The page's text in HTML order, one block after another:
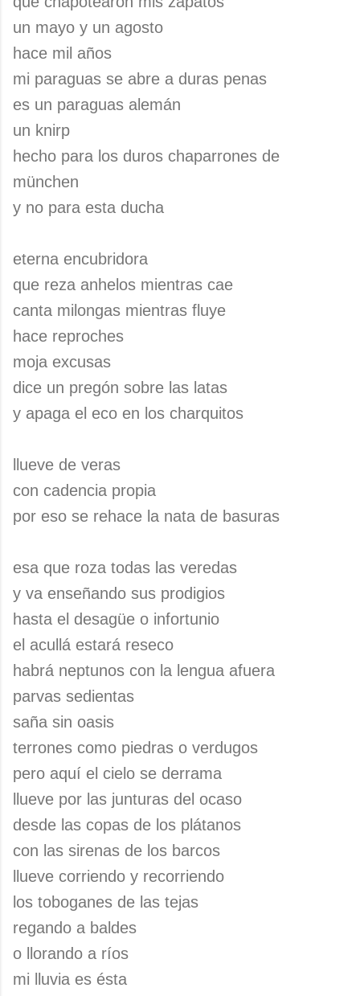
un mayo y un agosto
hace mil años
mi paraguas se abre a duras penas
es un paraguas alemán
un knirp
hecho para los duros chaparrones de
münchen
y no para esta ducha
eterna encubridora
que reza anhelos mientras cae
canta milongas mientras fluye
hace reproches
moja excusas
dice un pregón sobre las latas
y apaga el eco en los charquitos
llueve de veras
con cadencia propia
por eso se rehace la nata de basuras
esa que roza todas las veredas
y va enseñando sus prodigios
hasta el desagüe o infortunio
el acullá estará reseco
habrá neptunos con la lengua afuera
parvas sedientas
saña sin oasis
terrones como piedras o verdugos
pero aquí el cielo se derrama
llueve por las junturas del ocaso
desde las copas de los plátanos
con las sirenas de los barcos
llueve corriendo y recorriendo
los toboganes de las tejas
regando a baldes
o llorando a ríos
mi lluvia es ésta